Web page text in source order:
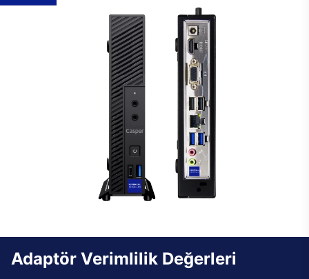
Adaptör Verimlilik Değerleri